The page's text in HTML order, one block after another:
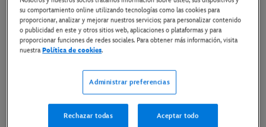
14 de octubre de 2022
11 DE NOVIEMBRE EN CINES
Link al tráiler en YouTube
su comportamiento online utilizando tecnologías como las cookies para
proporcionar, analizar y mejorar nuestros servicios; para personalizar contenido
o publicidad en este y otros sitios web, aplicaciones o plataformas y para
proporcionar funciones de redes sociales. Para obtener más información, visita
nuestraPolítica de cookies.
Administrar preferencias
Rechazar todas Aceptar todo